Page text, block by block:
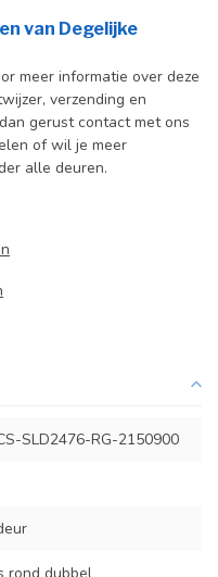
van Degelijke
meer informatie over deze
verzending en
gerust contact met ons
of wil je meer
alle deuren.
SLD2476-RG-2150900
rond dubbel